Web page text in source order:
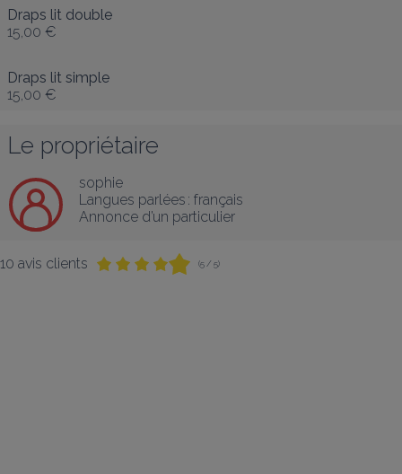
Draps lit double
15,00 €
Draps lit simple
15,00 €
Le propriétaire
sophie
Langues parlées : français
Annonce d’un particulier
10 avis clients (5 / 5)